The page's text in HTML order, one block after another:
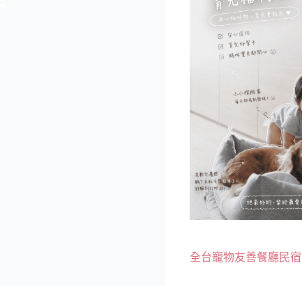
全台寵物友善餐廳民宿